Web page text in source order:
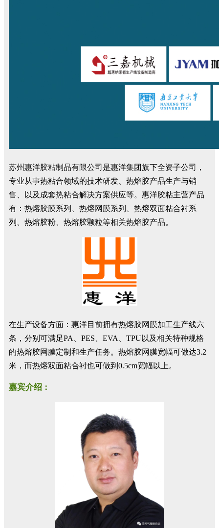
苏州惠洋胶粘制品有限公司是惠洋集团旗下全资子公司，
专业从事热粘合领域的技术研发、热熔胶产品生产与销
售、以及成套热粘合解决方案供应等。惠洋胶粘主营产品
有：热熔胶膜系列、热熔网膜系列、热熔双面粘合衬系
列、热熔胶粉、热熔胶颗粒等相关热熔胶产品。
在生产设备方面：惠洋目前拥有热熔胶网膜加工生产线六
条，分别可满足PA、PES、EVA、TPU以及相关特种规格
的热熔胶网膜定制和生产任务。热熔胶网膜宽幅可做达3.2
米，而热熔双面粘合衬也可做到0.5cm宽幅以上。
嘉宾介绍 ：